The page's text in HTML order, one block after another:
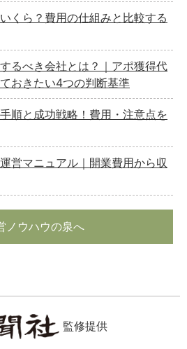
くら？費用の仕組みと比較する
るべき会社とは？｜アポ獲得代
おきたい4つの判断基準
順と成功戦略！費用・注意点を
営マニュアル｜開業費用から収
ノウハウの泉へ
監修提供